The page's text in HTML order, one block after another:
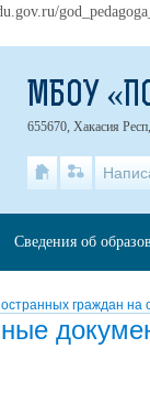
граждан на
МБОУ
655670, Хакасия
Сведения об